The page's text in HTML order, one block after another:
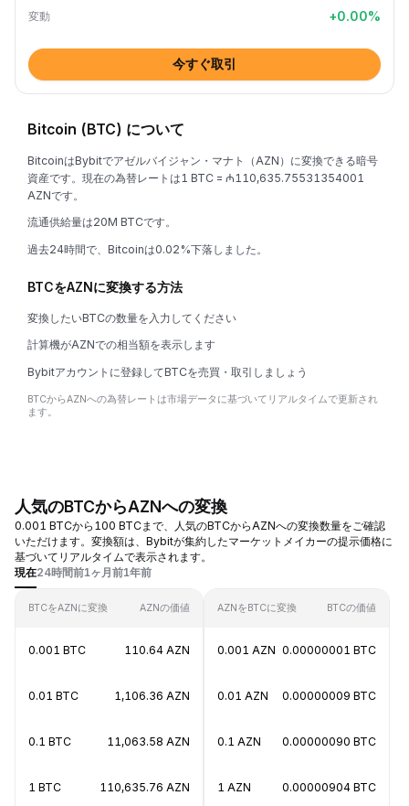
変動 +0.00%
今すぐ取引
Bitcoin (BTC) について
BitcoinはBybitでアゼルバイジャン・マナト（AZN）に変換できる暗号
資産です。現在の為替レートは1 BTC = ₼110,635.75531354001
AZNです。
流通供給量は20M BTCです。
過去24時間で、Bitcoinは0.02%下落しました。
BTCをAZNに変換する方法
変換したいBTCの数量を入力してください
計算機がAZNでの相当額を表示します
Bybitアカウントに登録してBTCを売買・取引しましょう
BTCからAZNへの為替レートは市場データに基づいてリアルタイムで更新され
ます。
人気のBTCからAZNへの変換
0.001 BTCから100 BTCまで、人気のBTCからAZNへの変換数量をご確認
いただけます。変換額は、Bybitが集約したマーケットメイカーの提示価格に
基づいてリアルタイムで表示されます。
現在24時間前1ヶ月前1年前
BTCをAZNに変換 AZNの価値
0.001 BTC 110.64 AZN
0.01 BTC 1,106.36 AZN
0.1 BTC 11,063.58 AZN
1 BTC 110,635.76 AZN
AZNをBTCに変換 BTCの価値
0.001 AZN 0.00000001 BTC
0.01 AZN 0.00000009 BTC
0.1 AZN 0.00000090 BTC
1 AZN 0.00000904 BTC